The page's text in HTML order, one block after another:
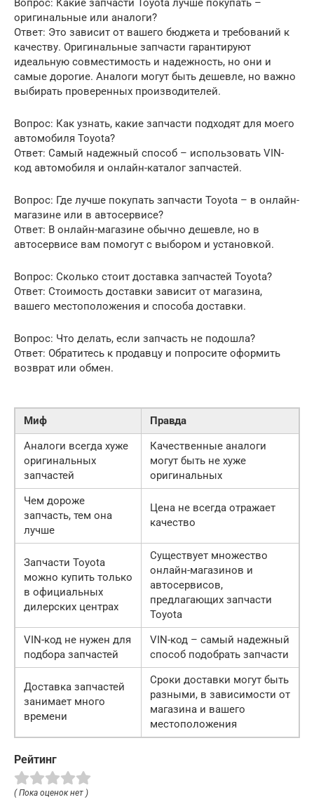
Вопрос: Какие запчасти Toyota лучше покупать –
оригинальные или аналоги?
Ответ: Это зависит от вашего бюджета и требований к
качеству. Оригинальные запчасти гарантируют
идеальную совместимость и надежность, но они и
самые дорогие. Аналоги могут быть дешевле, но важно
выбирать проверенных производителей.
Вопрос: Как узнать, какие запчасти подходят для моего
автомобиля Toyota?
Ответ: Самый надежный способ – использовать VIN-
код автомобиля и онлайн-каталог запчастей.
Вопрос: Где лучше покупать запчасти Toyota – в онлайн-
магазине или в автосервисе?
Ответ: В онлайн-магазине обычно дешевле, но в
автосервисе вам помогут с выбором и установкой.
Вопрос: Сколько стоит доставка запчастей Toyota?
Ответ: Стоимость доставки зависит от магазина,
вашего местоположения и способа доставки.
Вопрос: Что делать, если запчасть не подошла?
Ответ: Обратитесь к продавцу и попросите оформить
возврат или обмен.
Миф
Правда
Аналоги всегда хуже
оригинальных
запчастей
Качественные аналоги
могут быть не хуже
оригинальных
Чем дороже
запчасть, тем она
лучше
Цена не всегда отражает
качество
Запчасти Toyota
можно купить только
в официальных
дилерских центрах
Существует множество
онлайн-магазинов и
автосервисов,
предлагающих запчасти
Toyota
VIN-код не нужен для
подбора запчастей
VIN-код – самый надежный
способ подобрать запчасти
Доставка запчастей
занимает много
времени
Сроки доставки могут быть
разными, в зависимости от
магазина и вашего
местоположения
Рейтинг
( Пока оценок нет )